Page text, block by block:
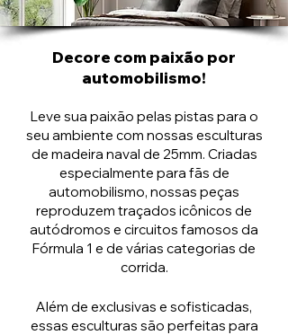
Decore com paixão por
automobilismo!
Leve sua paixão pelas pistas para o
seu ambiente com nossas esculturas
de madeira naval de 25mm. Criadas
especialmente para fãs de
automobilismo, nossas peças
reproduzem traçados icônicos de
autódromos e circuitos famosos da
Fórmula 1 e de várias categorias de
corrida.
Além de exclusivas e sofisticadas,
essas esculturas são perfeitas para